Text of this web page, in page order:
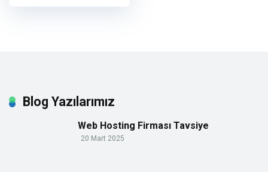
Blog Yazılarımız
Web Hosting Firması Tavsiye
20 Mart 2025